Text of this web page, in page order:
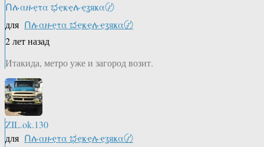
Ոሉαዙҿτα ಭҿҝҿሉҿʓяҝα〄
для Ոሉαዙҿτα ಭҿҝҿሉҿʓяҝα〄
2 лет назад
Итакида, метро уже и загород возит.
ZIL.ok.130
для Ոሉαዙҿτα ಭҿҝҿሉҿʓяҝα〄